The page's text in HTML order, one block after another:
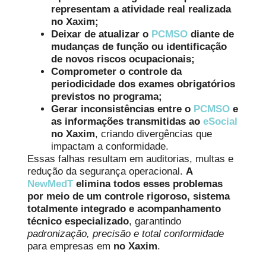
representam a atividade real realizada
no Xaxim;
Deixar de atualizar o PCMSO diante de
mudanças de função ou identificação
de novos riscos ocupacionais;
Comprometer o controle da
periodicidade dos exames obrigatórios
previstos no programa;
Gerar inconsistências entre o PCMSO e
as informações transmitidas aoeSocial
no Xaxim, criando divergências que
impactam a conformidade.
Essas falhas resultam em auditorias, multas e
redução da segurança operacional.A
NewMedTelimina todos esses problemas
por meio de um controle rigoroso, sistema
totalmente integrado e acompanhamento
técnico especializado, garantindo
padronização, precisão e total conformidade
para empresas em no Xaxim.